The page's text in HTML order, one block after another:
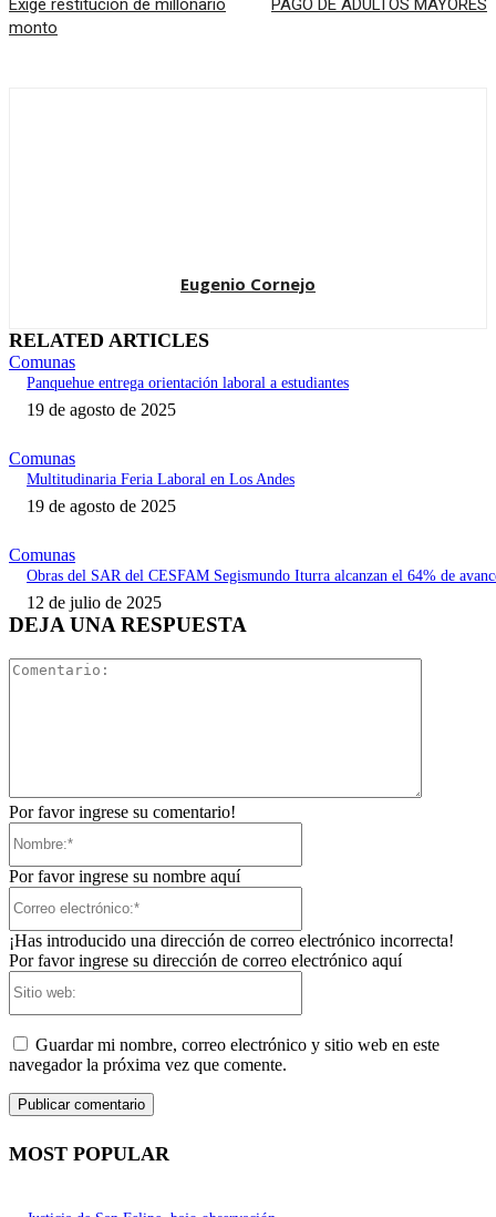
Exige restitución de millonario
monto
PAGO DE ADULTOS MAYORES
Eugenio Cornejo
RELATED ARTICLES
Comunas
Panquehue entrega orientación laboral a estudiantes
19 de agosto de 2025
Comunas
Multitudinaria Feria Laboral en Los Andes
19 de agosto de 2025
Comunas
Obras del SAR del CESFAM Segismundo Iturra alcanzan el 64% de
12 de julio de 2025
DEJA UNA RESPUESTA
Por favor ingrese su comentario!
Por favor ingrese su nombre aquí
¡Has introducido una dirección de correo electrónico incorrecta!
Por favor ingrese su dirección de correo electrónico aquí
Guardar mi nombre, correo electrónico y sitio web en este
navegador la próxima vez que comente.
MOST POPULAR